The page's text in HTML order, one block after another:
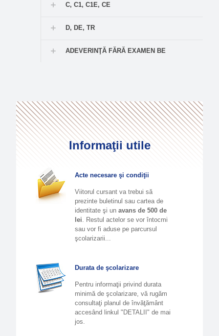
C, C1, C1E, CE
D, DE, TR
ADEVERINŢĂ FĂRĂ EXAMEN BE
Informaţii utile
Acte necesare şi condiţii
Viitorul cursant va trebui să
prezinte buletinul sau cartea de
identitate şi un avans de 500 de
lei . Restul actelor se vor întocmi
sau vor fi aduse pe parcursul
şcolarizarii...
Durata de şcolarizare
Pentru informaţii privind durata
minimă de şcolarizare, vă rugăm
consultaţi planul de învăţământ
accesând linkul "DETALII" de mai
jos.